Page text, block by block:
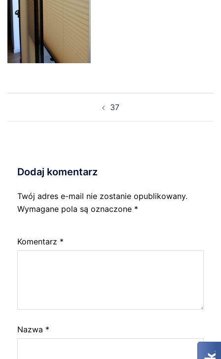
37
Dodaj komentarz
Twój adres e-mail nie zostanie opublikowany.
Wymagane pola są oznaczone *
Komentarz *
Nazwa *